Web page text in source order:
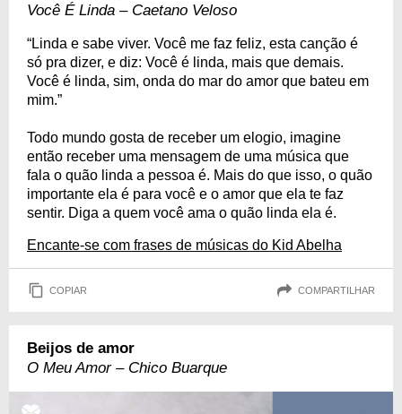
Você É Linda – Caetano Veloso
“Linda e sabe viver. Você me faz feliz, esta canção é
só pra dizer, e diz: Você é linda, mais que demais.
Você é linda, sim, onda do mar do amor que bateu em
mim.”
Todo mundo gosta de receber um elogio, imagine
então receber uma mensagem de uma música que
fala o quão linda a pessoa é. Mais do que isso, o quão
importante ela é para você e o amor que ela te faz
sentir. Diga a quem você ama o quão linda ela é.
Encante-se com frases de músicas do Kid Abelha
COPIAR COMPARTILHAR
Beijos de amor
O Meu Amor – Chico Buarque